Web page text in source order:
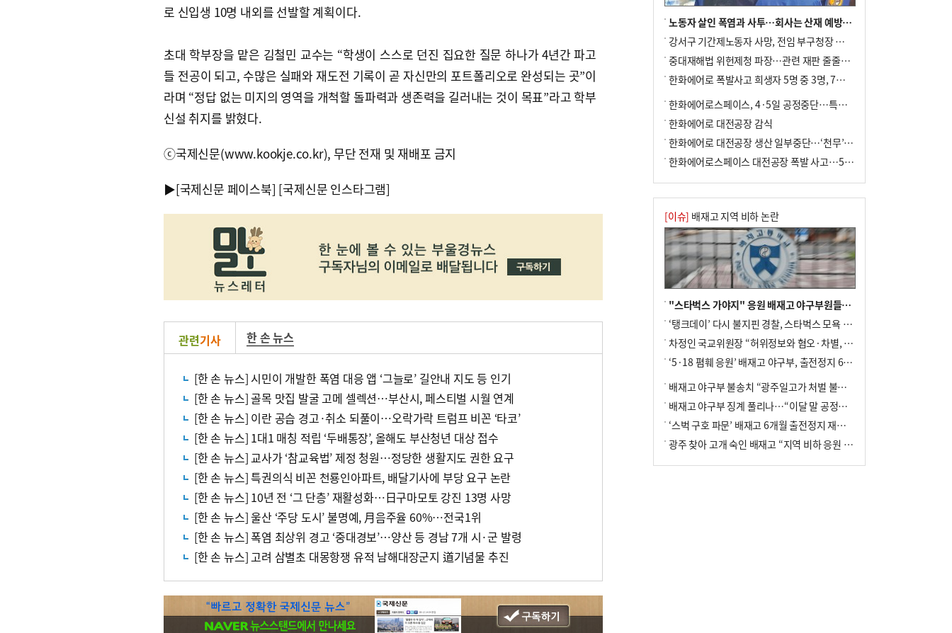
로 신입생 10명 내외를 선발할 계획이다.
초대 학부장을 맡은 김철민 교수는 “학생이 스스로 던진 집요한 질문 하나가 4년간 파고
들 전공이 되고, 수많은 실패와 재도전 기록이 곧 자신만의 포트폴리오로 완성되는 곳”이
라며 “정답 없는 미지의 영역을 개척할 돌파력과 생존력을 길러내는 것이 목표”라고 학부
신설 취지를 밝혔다.
ⓒ국제신문(www.kookje.co.kr), 무단 전재 및 재배포 금지
▶[국제신문 페이스북] [국제신문 인스타그램]
관련기사 한 손 뉴스
[한 손 뉴스] 시민이 개발한 폭염 대응 앱 ‘그늘로’ 길안내 지도 등 인기
[한 손 뉴스] 골목 맛집 발굴 고메 셀렉션…부산시, 페스티벌 시월 연계
[한 손 뉴스] 이란 공습 경고·취소 되풀이…오락가락 트럼프 비꼰 ‘타코’
[한 손 뉴스] 1대1 매칭 적립 ‘두배통장’, 올해도 부산청년 대상 접수
[한 손 뉴스] 교사가 ‘참교육법’ 제정 청원…정당한 생활지도 권한 요구
[한 손 뉴스] 특권의식 비꼰 천룡인아파트, 배달기사에 부당 요구 논란
[한 손 뉴스] 10년 전 ‘그 단층’ 재활성화…日구마모토 강진 13명 사망
[한 손 뉴스] 울산 ‘주당 도시’ 불명예, 月음주율 60%…전국1위
[한 손 뉴스] 폭염 최상위 경고 ‘중대경보’…양산 등 경남 7개 시·군 발령
[한 손 뉴스] 고려 삼별초 대몽항쟁 유적 남해대장군지 道기념물 추진
노동자 살인 폭염과 사투…회사는 산재 예방·전기료 절감 전력
강서구 기간제노동자 사망, 전임 부구청장 檢 송치
중대재해법 위헌제청 파장…관련 재판 줄줄이 브레이크
한화에어로 폭발사고 희생자 5명 중 3명, 7일 영면
한화에어로스페이스, 4·5일 공정중단…특별 안전점검
한화에어로 대전공장 감식
한화에어로 대전공장 생산 일부중단…‘천무’ 수출 비상
한화에어로스페이스 대전공장 폭발 사고…5명 사망·2명 부상(종합)
[이슈] 배재고 지역 비하 논란
"스타벅스 가야지" 응원 배재고 야구부원들, 학교서 징계 처분
‘탱크데이’ 다시 불지핀 경찰, 스타벅스 모욕 혐의 압수수색
차정인 국교위원장 “허위정보와 혐오·차별, 학교 교실까지 유입"
‘5·18 폄훼 응원’ 배재고 야구부, 출전정지 6개월→1개월 감경
배재고 야구부 불송치 “광주일고가 처벌 불원 의사 표해”
배재고 야구부 징계 풀리나…“이달 말 공정위서 재심의”
‘스벅 구호 파문’ 배재고 6개월 출전정지 재심 신청키로
광주 찾아 고개 숙인 배재고 “지역 비하 응원 잘못”(종합)